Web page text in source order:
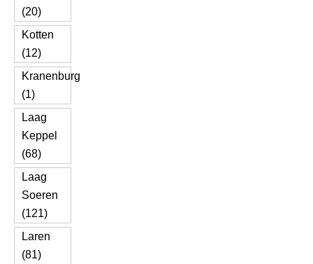
(20)
Kotten
(12)
Kranenburg
(1)
Laag
Keppel
(68)
Laag
Soeren
(121)
Laren
(81)